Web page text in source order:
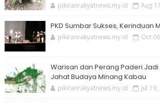
pikiranrakyatnews.my.id Aug
PKD Sumbar Sukses, Kerinduan
pikiranrakyatnews.my.id Oct
Warisan dan Perang Paderi Jadi
Jahat Budaya Minang Kabau
pikiranrakyatnews.my.id Jul